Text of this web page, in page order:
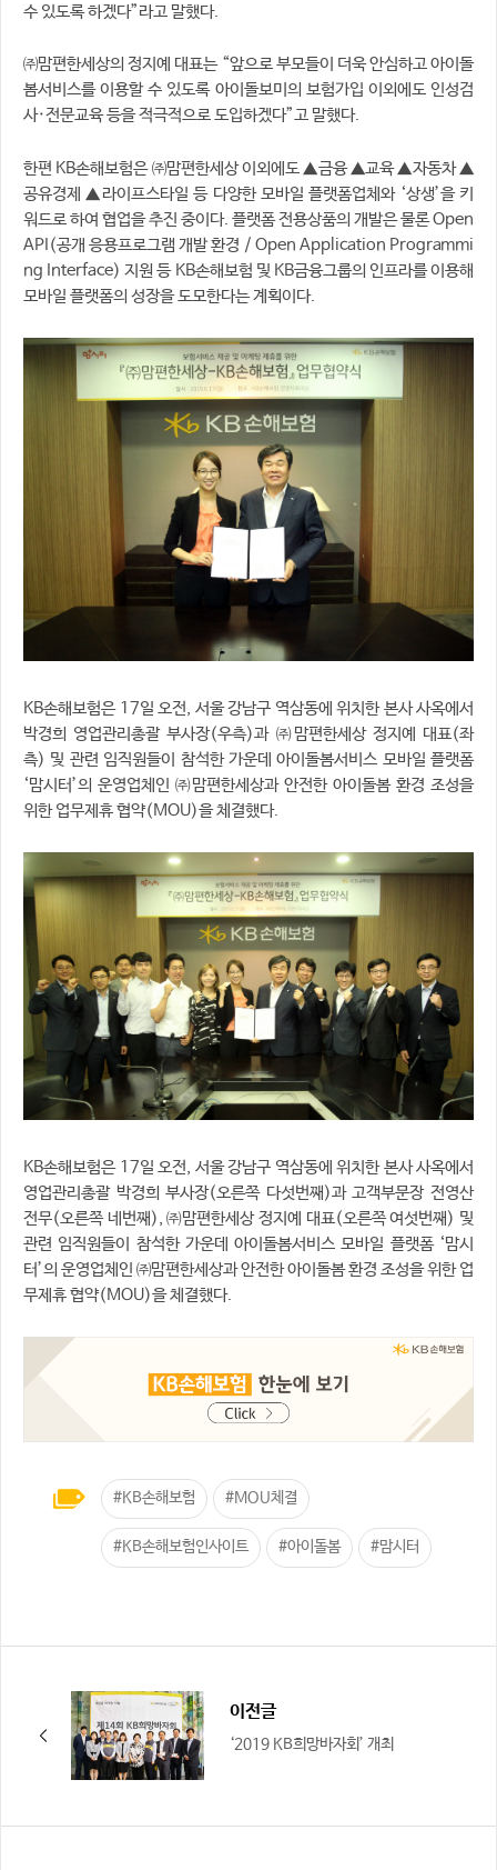
수 있도록 하겠다”라고 말했다.
㈜맘편한세상의 정지예 대표는 “앞으로 부모들이 더욱 안심하고 아이돌
봄서비스를 이용할 수 있도록 아이돌보미의 보험가입 이외에도 인성검
사·전문교육 등을 적극적으로 도입하겠다”고 말했다.
한편 KB손해보험은 ㈜맘편한세상 이외에도 ▲금융 ▲교육 ▲자동차 ▲
공유경제 ▲라이프스타일 등 다양한 모바일 플랫폼업체와 ‘상생’을 키
워드로 하여 협업을 추진 중이다. 플랫폼 전용상품의 개발은 물론 Open
API(공개 응용프로그램 개발 환경 / Open Application Programmi
ng Interface) 지원 등 KB손해보험 및 KB금융그룹의 인프라를 이용해
모바일 플랫폼의 성장을 도모한다는 계획이다.
KB손해보험은 17일 오전, 서울 강남구 역삼동에 위치한 본사 사옥에서
박경희 영업관리총괄 부사장(우측)과 ㈜맘편한세상 정지예 대표(좌
측) 및 관련 임직원들이 참석한 가운데 아이돌봄서비스 모바일 플랫폼
‘맘시터’의 운영업체인 ㈜맘편한세상과 안전한 아이돌봄 환경 조성을
위한 업무제휴 협약(MOU)을 체결했다.
KB손해보험은 17일 오전, 서울 강남구 역삼동에 위치한 본사 사옥에서
영업관리총괄 박경희 부사장(오른쪽 다섯번째)과 고객부문장 전영산
전무(오른쪽 네번째), ㈜맘편한세상 정지예 대표(오른쪽 여섯번째) 및
관련 임직원들이 참석한 가운데 아이돌봄서비스 모바일 플랫폼 ‘맘시
터’의 운영업체인 ㈜맘편한세상과 안전한 아이돌봄 환경 조성을 위한 업
무제휴 협약(MOU)을 체결했다.
#KB손해보험 #MOU체결
#KB손해보험인사이트 #아이돌봄 #맘시터
이전글
‘2019 KB희망바자회’ 개최